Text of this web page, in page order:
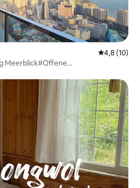
4,8 (10)
Meerblick#Offene
Minuten zum Strand#Kostenlose